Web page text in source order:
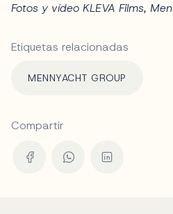
Fotos y vídeo KLEVA Films,
Etiquetas relacionadas
MENNYACHT GROUP
Compartir